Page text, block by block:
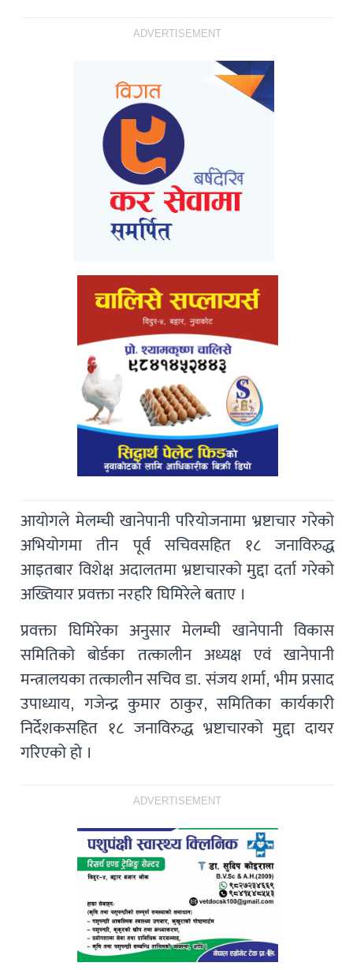
ADVERTISEMENT
आयोगले मेलम्ची खानेपानी परियोजनामा भ्रष्टाचार गरेको
अभियोगमा तीन पूर्व सचिवसहित १८ जनाविरुद्ध
आइतबार विशेक्ष अदालतमा भ्रष्टाचारको मुद्दा दर्ता गरेको
अख्तियार प्रवक्ता नरहरि घिमिरेले बताए ।
प्रवक्ता घिमिरेका अनुसार मेलम्ची खानेपानी विकास
समितिको बोर्डका तत्कालीन अध्यक्ष एवं खानेपानी
मन्त्रालयका तत्कालीन सचिव डा. संजय शर्मा, भीम प्रसाद
उपाध्याय, गजेन्द्र कुमार ठाकुर, समितिका कार्यकारी
निर्देशकसहित १८ जनाविरुद्ध भ्रष्टाचारको मुद्दा दायर
गरिएको हो ।
ADVERTISEMENT